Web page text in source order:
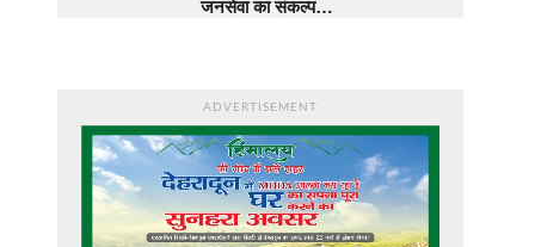
जनसेवा का संकल्प…
ADVERTISEMENT